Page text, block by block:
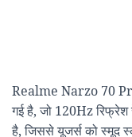
Realme Narzo 70
गई है, जो 120Hz
है, जिससे यूजर्स को स्मूद